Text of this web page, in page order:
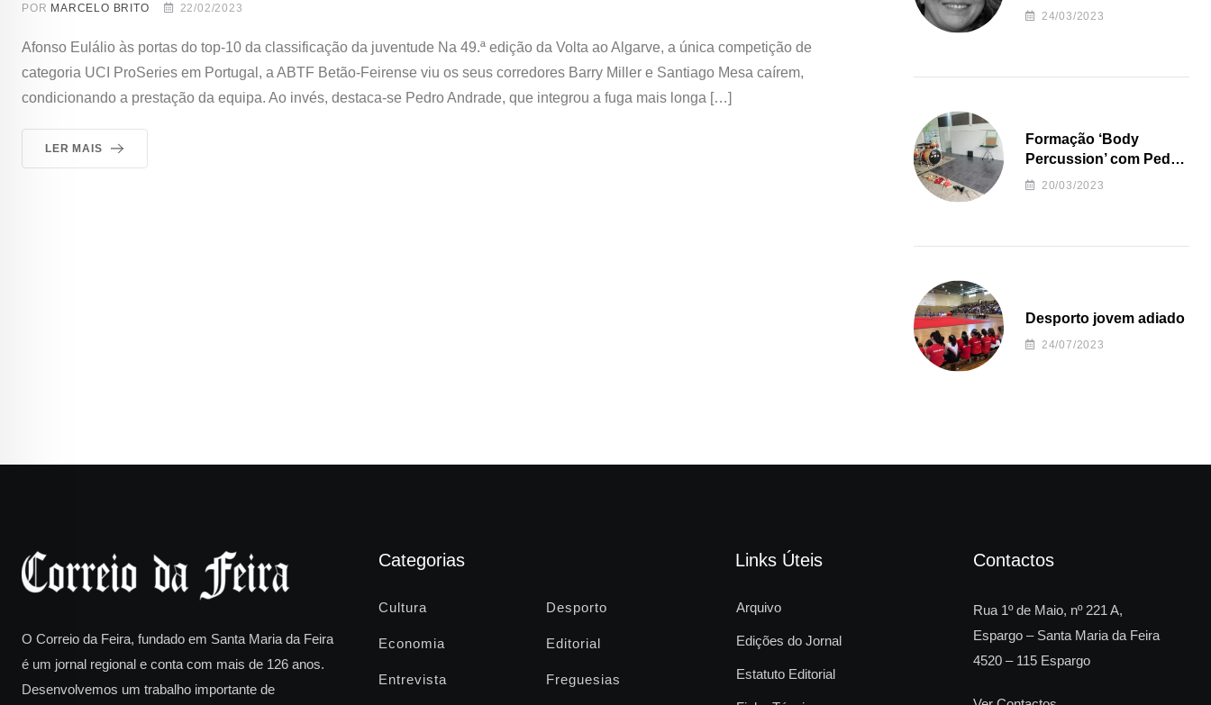
POR MARCELO BRITO 22/02/2023
Afonso Eulálio às portas do top-10 da classificação da juventude Na 49.ª edição da Volta ao Algarve, a única competição de
categoria UCI ProSeries em Portugal, a ABTF Betão-Feirense viu os seus corredores Barry Miller e Santiago Mesa caírem,
condicionando a prestação da equipa. Ao invés, destaca-se Pedro Andrade, que integrou a fuga mais longa […]
LER MAIS
24/03/2023
Formação ‘Body
Percussion’ com Pedro
Almeida
20/03/2023
Desporto jovem adiado
24/07/2023
O Correio da Feira, fundado em Santa Maria da Feira
é um jornal regional e conta com mais de 126 anos.
Desenvolvemos um trabalho importante de
Categorias
Cultura Desporto
Economia Editorial
Entrevista Freguesias
Links Úteis
Arquivo
Edições do Jornal
Estatuto Editorial
Contactos
Rua 1º de Maio, nº 221 A,
Espargo – Santa Maria da Feira
4520 – 115 Espargo